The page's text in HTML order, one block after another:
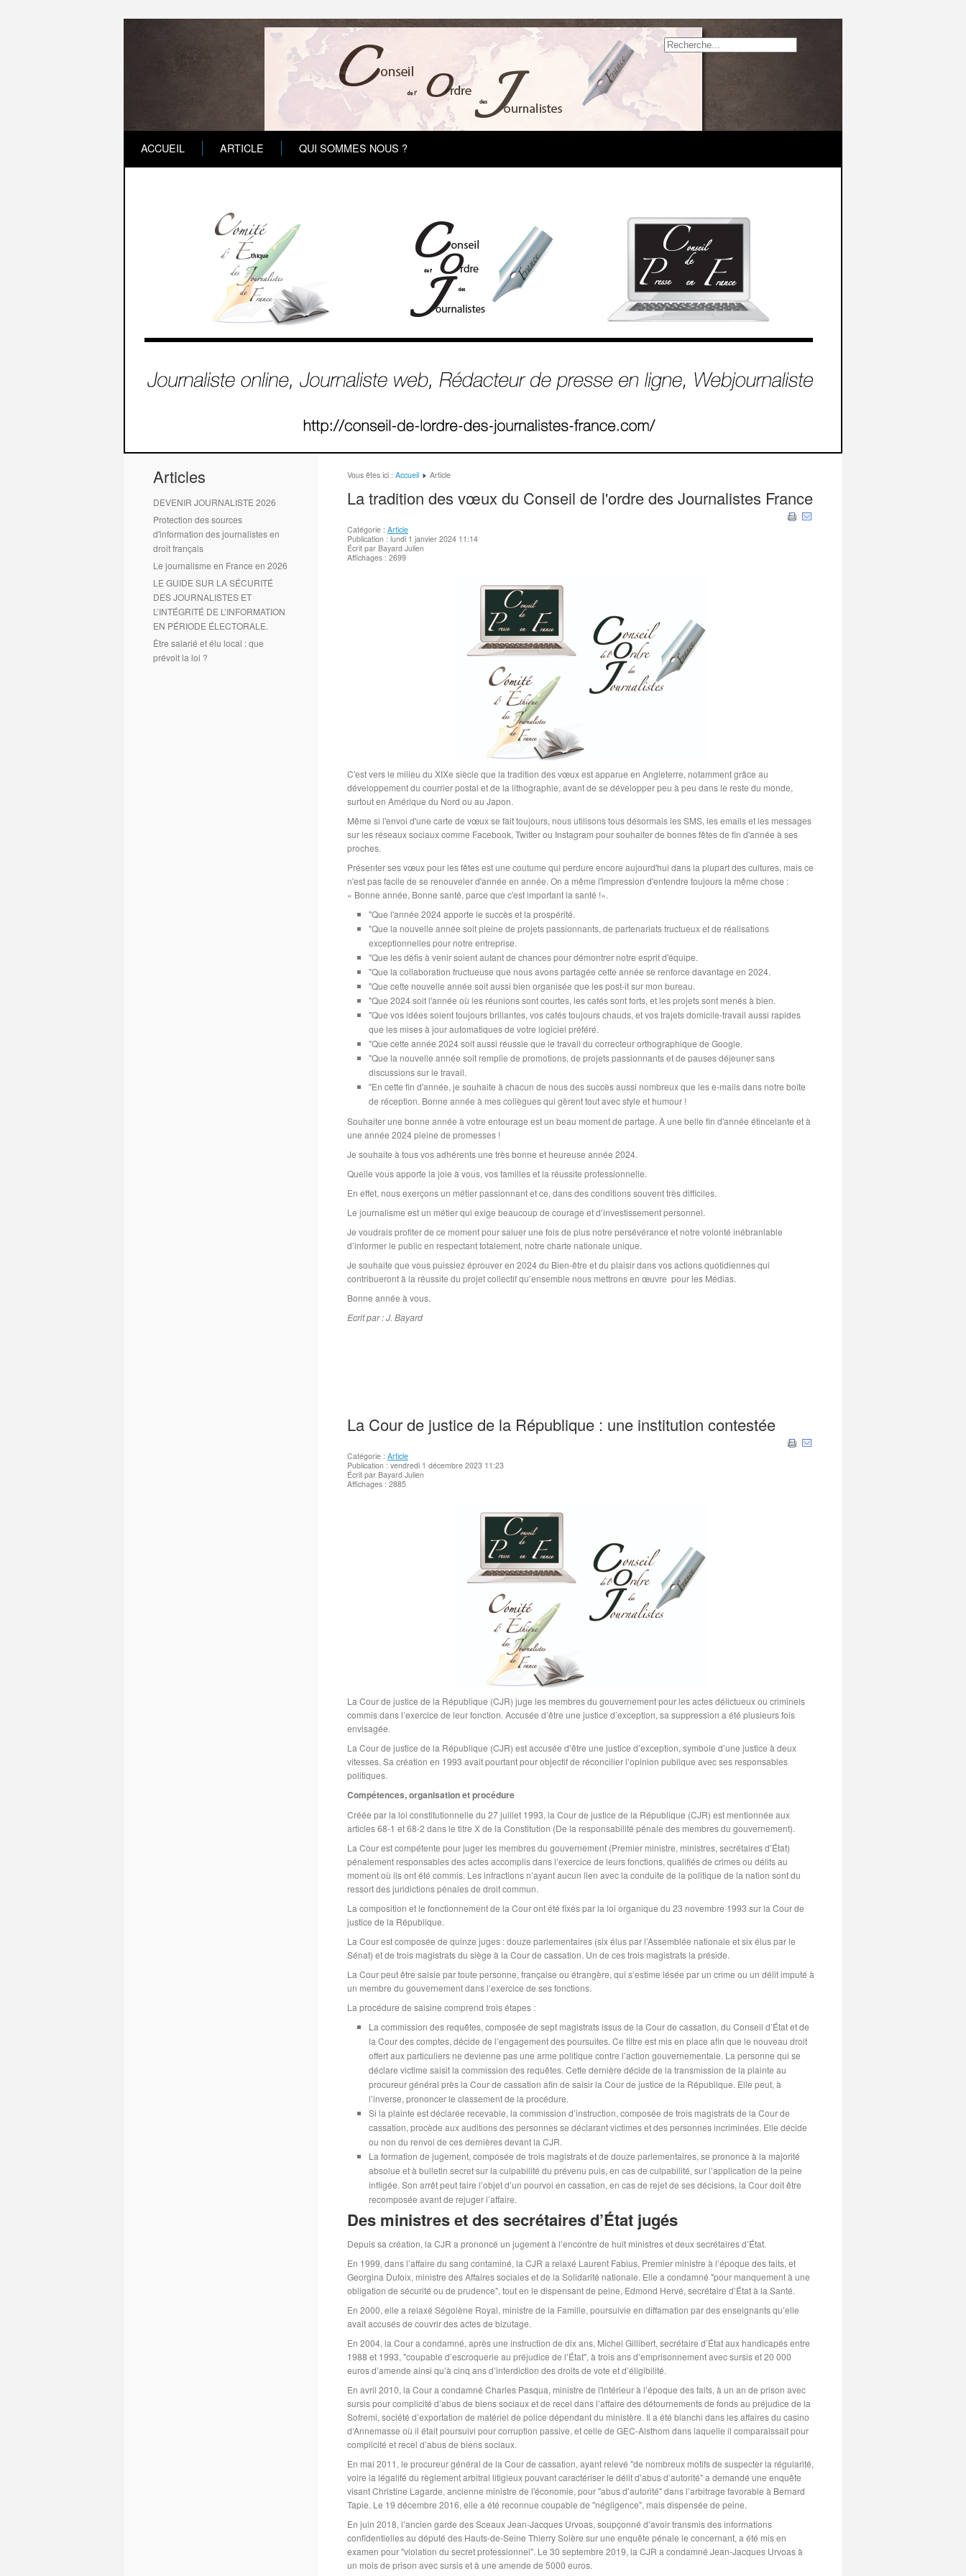
ACCUEIL ARTICLE QUI SOMMES NOUS ?
1 2
Articles
DEVENIR JOURNALISTE 2026
Protection des sources
d'information des journalistes en
droit français
Le journalisme en France en 2026
LE GUIDE SUR LA SÉCURITÉ
DES JOURNALISTES ET
L’INTÉGRITÉ DE L’INFORMATION
EN PÉRIODE ÉLECTORALE.
Être salarié et élu local : que
prévoit la loi ?
Vous êtes ici : Accueil Article
La tradition des vœux du Conseil de l'ordre des Journalistes France
Catégorie : Article
Publication : lundi 1 janvier 2024 11:14
Écrit par Bayard Julien
Affichages : 2699
C'est vers le milieu du XIXe siècle que la tradition des vœux est apparue en Angleterre, notamment grâce au
développement du courrier postal et de la lithographie, avant de se développer peu à peu dans le reste du monde,
surtout en Amérique du Nord ou au Japon.
Même si l'envoi d'une carte de vœux se fait toujours, nous utilisons tous désormais les SMS, les emails et les messages
sur les réseaux sociaux comme Facebook, Twitter ou Instagram pour souhaiter de bonnes fêtes de fin d'année à ses
proches.
Présenter ses vœux pour les fêtes est une coutume qui perdure encore aujourd'hui dans la plupart des cultures, mais ce
n'est pas facile de se renouveler d'année en année. On a même l'impression d'entendre toujours la même chose :
« Bonne année, Bonne santé, parce que c'est important la santé !».
"Que l'année 2024 apporte le succès et la prospérité.
"Que la nouvelle année soit pleine de projets passionnants, de partenariats fructueux et de réalisations
exceptionnelles pour notre entreprise.
"Que les défis à venir soient autant de chances pour démontrer notre esprit d'équipe.
"Que la collaboration fructueuse que nous avons partagée cette année se renforce davantage en 2024.
"Que cette nouvelle année soit aussi bien organisée que les post-it sur mon bureau.
"Que 2024 soit l'année où les réunions sont courtes, les cafés sont forts, et les projets sont menés à bien.
"Que vos idées soient toujours brillantes, vos cafés toujours chauds, et vos trajets domicile-travail aussi rapides
que les mises à jour automatiques de votre logiciel préféré.
"Que cette année 2024 soit aussi réussie que le travail du correcteur orthographique de Google.
"Que la nouvelle année soit remplie de promotions, de projets passionnants et de pauses déjeuner sans
discussions sur le travail.
"En cette fin d'année, je souhaite à chacun de nous des succès aussi nombreux que les e-mails dans notre boîte
de réception. Bonne année à mes collègues qui gèrent tout avec style et humour !
Souhaiter une bonne année à votre entourage est un beau moment de partage. À une belle fin d'année étincelante et à
une année 2024 pleine de promesses !
Je souhaite à tous vos adhérents une très bonne et heureuse année 2024.
Quelle vous apporte la joie à vous, vos familles et la réussite professionnelle.
En effet, nous exerçons un métier passionnant et ce, dans des conditions souvent très difficiles.
Le journalisme est un métier qui exige beaucoup de courage et d’investissement personnel.
Je voudrais profiter de ce moment pour saluer une fois de plus notre persévérance et notre volonté inébranlable
d’informer le public en respectant totalement, notre charte nationale unique.
Je souhaite que vous puissiez éprouver en 2024 du Bien-être et du plaisir dans vos actions quotidiennes qui
contribueront à la réussite du projet collectif qu’ensemble nous mettrons en œuvre pour les Médias.
Bonne année à vous.
Ecrit par : J. Bayard
La Cour de justice de la République : une institution contestée
Catégorie : Article
Publication : vendredi 1 décembre 2023 11:23
Écrit par Bayard Julien
Affichages : 2885
La Cour de justice de la République (CJR) juge les membres du gouvernement pour les actes délictueux ou criminels
commis dans l’exercice de leur fonction. Accusée d’être une justice d’exception, sa suppression a été plusieurs fois
envisagée.
La Cour de justice de la République (CJR) est accusée d’être une justice d’exception, symbole d’une justice à deux
vitesses. Sa création en 1993 avait pourtant pour objectif de réconcilier l’opinion publique avec ses responsables
politiques.
Compétences, organisation et procédure
Créée par la loi constitutionnelle du 27 juillet 1993, la Cour de justice de la République (CJR) est mentionnée aux
articles 68-1 et 68-2 dans le titre X de la Constitution (De la responsabilité pénale des membres du gouvernement).
La Cour est compétente pour juger les membres du gouvernement (Premier ministre, ministres, secrétaires d’État)
pénalement responsables des actes accomplis dans l’exercice de leurs fonctions, qualifiés de crimes ou délits au
moment où ils ont été commis. Les infractions n’ayant aucun lien avec la conduite de la politique de la nation sont du
ressort des juridictions pénales de droit commun.
La composition et le fonctionnement de la Cour ont été fixés par la loi organique du 23 novembre 1993 sur la Cour de
justice de la République.
La Cour est composée de quinze juges : douze parlementaires (six élus par l’Assemblée nationale et six élus par le
Sénat) et de trois magistrats du siège à la Cour de cassation. Un de ces trois magistrats la préside.
La Cour peut être saisie par toute personne, française ou étrangère, qui s’estime lésée par un crime ou un délit imputé à
un membre du gouvernement dans l’exercice de ses fonctions.
La procédure de saisine comprend trois étapes :
La commission des requêtes, composée de sept magistrats issus de la Cour de cassation, du Conseil d’État et de
la Cour des comptes, décide de l’engagement des poursuites. Ce filtre est mis en place afin que le nouveau droit
offert aux particuliers ne devienne pas une arme politique contre l’action gouvernementale. La personne qui se
déclare victime saisit la commission des requêtes. Cette dernière décide de la transmission de la plainte au
procureur général près la Cour de cassation afin de saisir la Cour de justice de la République. Elle peut, à
l’inverse, prononcer le classement de la procédure.
Si la plainte est déclarée recevable, la commission d’instruction, composée de trois magistrats de la Cour de
cassation, procède aux auditions des personnes se déclarant victimes et des personnes incriminées. Elle décide
ou non du renvoi de ces dernières devant la CJR.
La formation de jugement, composée de trois magistrats et de douze parlementaires, se prononce à la majorité
absolue et à bulletin secret sur la culpabilité du prévenu puis, en cas de culpabilité, sur l’application de la peine
infligée. Son arrêt peut faire l’objet d’un pourvoi en cassation, en cas de rejet de ses décisions, la Cour doit être
recomposée avant de rejuger l’affaire.
Des ministres et des secrétaires d’État jugés
Depuis sa création, la CJR a prononcé un jugement à l’encontre de huit ministres et deux secrétaires d’État.
En 1999, dans l’affaire du sang contaminé, la CJR a relaxé Laurent Fabius, Premier ministre à l’époque des faits, et
Georgina Dufoix, ministre des Affaires sociales et de la Solidarité nationale. Elle a condamné "pour manquement à une
obligation de sécurité ou de prudence", tout en le dispensant de peine, Edmond Hervé, secrétaire d’État à la Santé.
En 2000, elle a relaxé Ségolène Royal, ministre de la Famille, poursuivie en diffamation par des enseignants qu’elle
avait accusés de couvrir des actes de bizutage.
En 2004, la Cour a condamné, après une instruction de dix ans, Michel Gillibert, secrétaire d’État aux handicapés entre
1988 et 1993, "coupable d’escroquerie au préjudice de l’État", à trois ans d’emprisonnement avec sursis et 20 000
euros d’amende ainsi qu’à cinq ans d’interdiction des droits de vote et d’éligibilité.
En avril 2010, la Cour a condamné Charles Pasqua, ministre de l'intérieur à l’époque des faits, à un an de prison avec
sursis pour complicité d’abus de biens sociaux et de recel dans l’affaire des détournements de fonds au préjudice de la
Sofremi, société d’exportation de matériel de police dépendant du ministère. Il a été blanchi dans les affaires du casino
d’Annemasse où il était poursuivi pour corruption passive, et celle de GEC-Alsthom dans laquelle il comparaissait pour
complicité et recel d’abus de biens sociaux.
En mai 2011, le procureur général de la Cour de cassation, ayant relevé "de nombreux motifs de suspecter la régularité,
voire la légalité du règlement arbitral litigieux pouvant caractériser le délit d’abus d’autorité" a demandé une enquête
visant Christine Lagarde, ancienne ministre de l'économie, pour "abus d’autorité" dans l’arbitrage favorable à Bernard
Tapie. Le 19 décembre 2016, elle a été reconnue coupable de "négligence", mais dispensée de peine.
En juin 2018, l’ancien garde des Sceaux Jean-Jacques Urvoas, soupçonné d’avoir transmis des informations
confidentielles au député des Hauts-de-Seine Thierry Solère sur une enquête pénale le concernant, a été mis en
examen pour "violation du secret professionnel". Le 30 septembre 2019, la CJR a condamné Jean-Jacques Urvoas à
un mois de prison avec sursis et à une amende de 5000 euros.